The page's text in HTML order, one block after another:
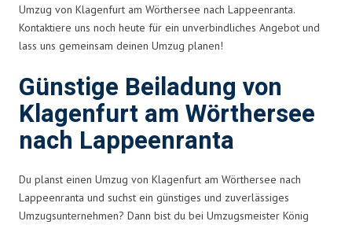
Umzug von Klagenfurt am Wörthersee nach Lappeenranta.
Kontaktiere uns noch heute für ein unverbindliches Angebot und
lass uns gemeinsam deinen Umzug planen!
Günstige Beiladung von
Klagenfurt am Wörthersee
nach Lappeenranta
Du planst einen Umzug von Klagenfurt am Wörthersee nach
Lappeenranta und suchst ein günstiges und zuverlässiges
Umzugsunternehmen? Dann bist du bei Umzugsmeister König